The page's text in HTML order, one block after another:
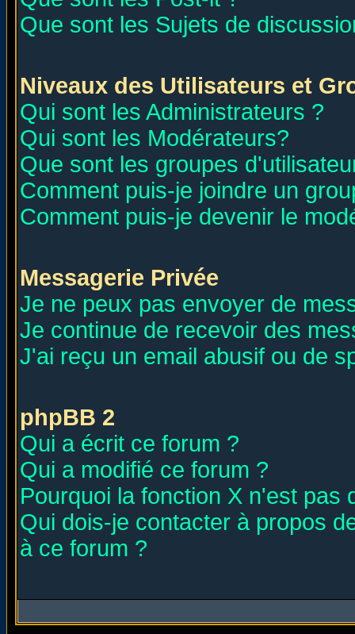
Que sont les Sujets de
Niveaux des Utilisateurs et
Qui sont les Administrateurs ?
Qui sont les Modérateurs?
Que sont les groupes
Comment puis-je joindre un
Comment puis-je devenir le
Messagerie Privée
Je ne peux pas envoyer de
Je continue de recevoir des
J'ai reçu un email abusif ou de
phpBB 2
Qui a écrit ce forum ?
Qui a modifié ce forum ?
Pourquoi la fonction X n'est pas
Qui dois-je contacter à propos
à ce forum ?